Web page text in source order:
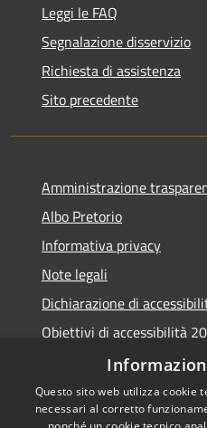
Leggi le FAQ
Segnalazione disservizio
Richiesta di assistenza
Sito precedente
Amministrazione
Albo Pretorio
Informativa privacy
Note legali
Dichiarazione di
Obiettivi di accessibilità
Meccanismo di feedback
Questo sito web utilizza cookie
necessari al corretto